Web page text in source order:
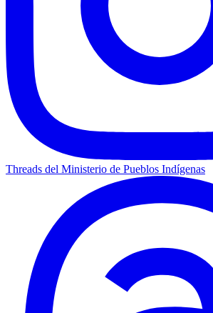
Threads del Ministerio de Pueblos Indígenas